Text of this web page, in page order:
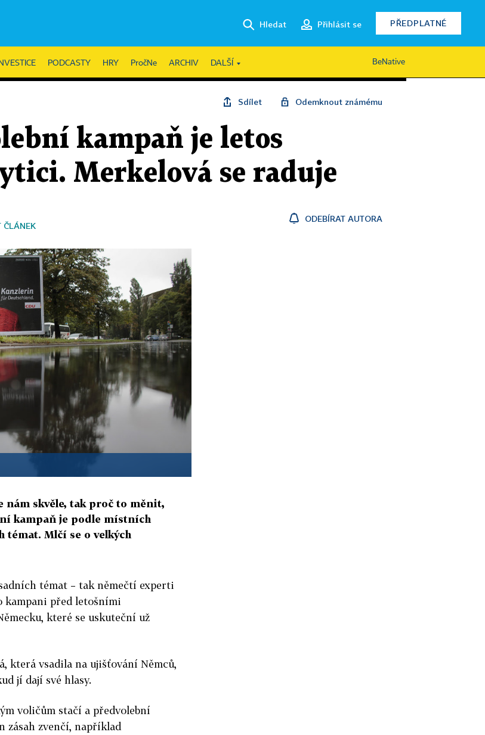
Hledat Přihlásit se PŘEDPLATNÉ
INVESTICE PODCASTY HRY PročNe ARCHIV DALŠÍ BeNative
Sdílet Odemknout známému
kampaň je letos
Merkelová se raduje
ČLÁNEK
ODEBÍRAT AUTORA
nám skvěle, tak proč to měnit,
kampaň je podle místních
témat. Mlčí se o velkých
témat – tak němečtí experti
kampani před letošními
které se uskuteční už
která vsadila na ujišťování Němců,
jí dají své hlasy.
voličům stačí a předvolební
zásah zvenčí, například